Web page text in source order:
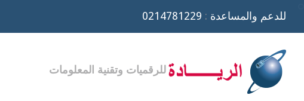
للدعم والمساعدة :
للرقميات وتقنية المعلومات